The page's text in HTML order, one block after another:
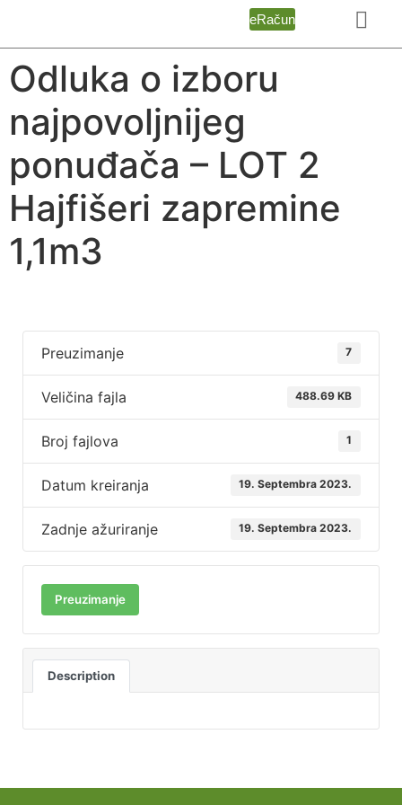
eRačun
Odluka o izboru
najpovoljnijeg
ponuđača – LOT 2
Hajfišeri zapremine
1,1m3
Preuzimanje 7
Veličina fajla 488.69 KB
Broj fajlova 1
Datum kreiranja 19. Septembra 2023.
Zadnje ažuriranje 19. Septembra 2023.
Preuzimanje
Description